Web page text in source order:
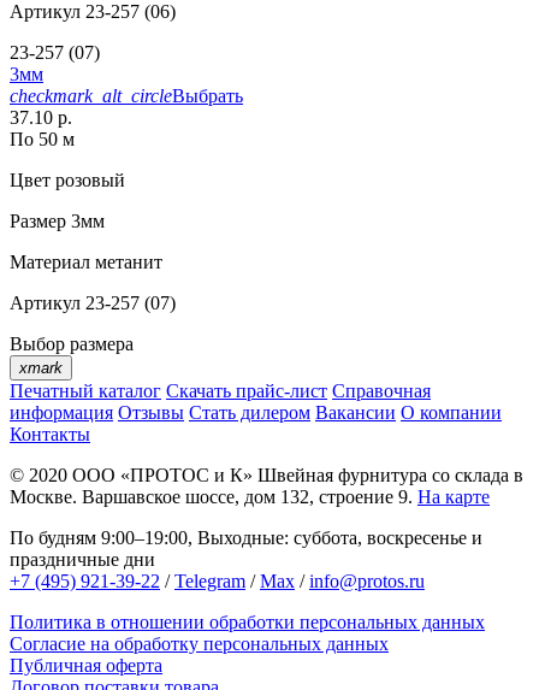
Артикул 23-257 (06)
23-257 (07)
3мм
checkmark_alt_circleВыбрать
37.10 р.
По 50 м
Цвет розовый
Размер 3мм
Материал метанит
Артикул 23-257 (07)
Выбор размера
xmark
Печатный каталог Скачать прайс-лист Справочная
информация Отзывы Стать дилером Вакансии О компании
Контакты
© 2020 ООО «ПРОТОС и К» Швейная фурнитура со склада в
Москве. Варшавское шоссе, дом 132, строение 9. На карте
По будням 9:00–19:00, Выходные: суббота, воскресенье и
праздничные дни
+7 (495) 921-39-22 /Telegram /Max /info@protos.ru
Политика в отношении обработки персональных данных
Согласие на обработку персональных данных
Публичная оферта